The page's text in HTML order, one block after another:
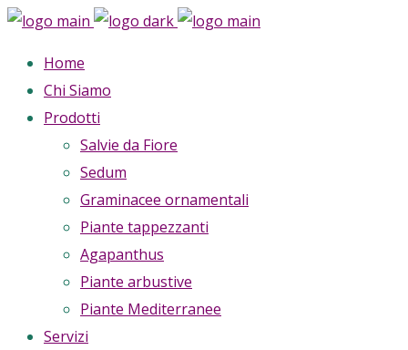
Home
Chi Siamo
Prodotti
Salvie da Fiore
Sedum
Graminacee ornamentali
Piante tappezzanti
Agapanthus
Piante arbustive
Piante Mediterranee
Servizi